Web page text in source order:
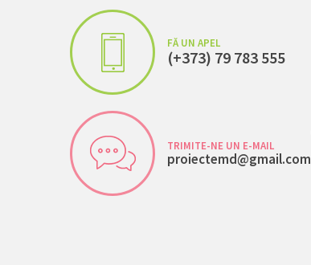
FĂ UN APEL
(+373) 79 783 555
TRIMITE-NE UN E-MAIL
proiectemd@gmail.com